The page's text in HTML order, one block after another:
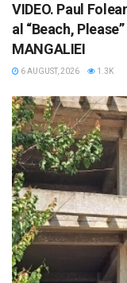
VIDEO. Paul
al “Beach,
MANGALIEI
6 AUGUST, 2026 1.3K